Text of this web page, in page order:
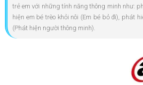
trẻ em với những tính năng thông minh như:
hiện em bé trèo khỏi nôi (Em bé bỏ đi), phát
(Phát hiện người thông minh).